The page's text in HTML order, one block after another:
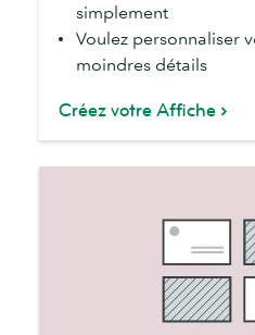
ligne
vous...
simplement
Voulez personnaliser
moindres détails
Créez votre Affiche